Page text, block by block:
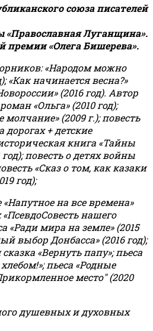
союза писателей
«Православная Луганщина».
премии «Олега Бишерева».
«Народом можно
«Как начинается весна?»
(2016 год). Автор
«Ольга» (2010 год);
(2009 г.); повесть
+ детские
книга «Тайны
повесть о детях войны
«Сказ о том, как казаки
год);
на все времена»
«ПсевдоСовесть нашего
«Ради мира на земле» (2015
выбор Донбасса» (2016 год);
«Вернуть папу»; пьеса
;пьеса «Родные
место" (2020
душевных и духовных